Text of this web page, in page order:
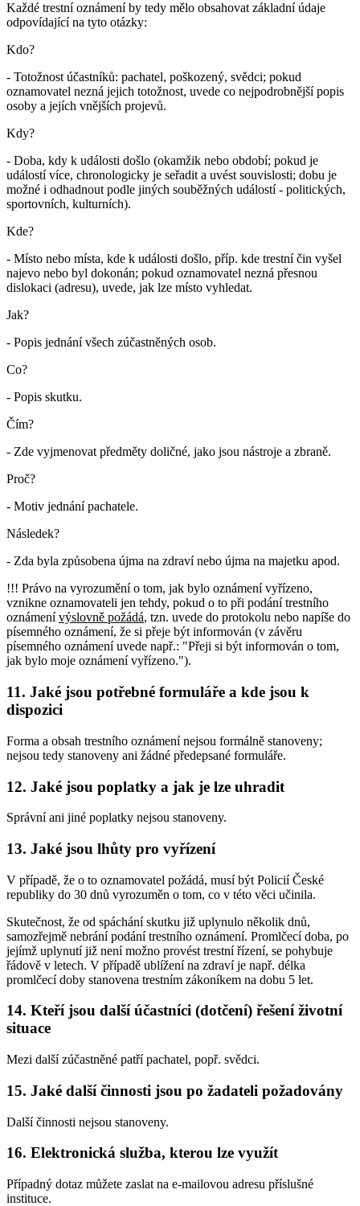
Každé trestní oznámení by tedy mělo obsahovat základní údaje
odpovídající na tyto otázky:
Kdo?
- Totožnost účastníků: pachatel, poškozený, svědci; pokud
oznamovatel nezná jejich totožnost, uvede co nejpodrobnější popis
osoby a jejích vnějších projevů.
Kdy?
- Doba, kdy k události došlo (okamžik nebo období; pokud je
událostí více, chronologicky je seřadit a uvést souvislosti; dobu je
možné i odhadnout podle jiných souběžných událostí - politických,
sportovních, kulturních).
Kde?
- Místo nebo místa, kde k události došlo, příp. kde trestní čin vyšel
najevo nebo byl dokonán; pokud oznamovatel nezná přesnou
dislokaci (adresu), uvede, jak lze místo vyhledat.
Jak?
- Popis jednání všech zúčastněných osob.
Co?
- Popis skutku.
Čím?
- Zde vyjmenovat předměty doličné, jako jsou nástroje a zbraně.
Proč?
- Motiv jednání pachatele.
Následek?
- Zda byla způsobena újma na zdraví nebo újma na majetku apod.
!!! Právo na vyrozumění o tom, jak bylo oznámení vyřízeno,
vznikne oznamovateli jen tehdy, pokud o to při podání trestního
oznámenívýslovně požádá, tzn. uvede do protokolu nebo napíše do
písemného oznámení, že si přeje být informován (v závěru
písemného oznámení uvede např.: "Přeji si být informován o tom,
jak bylo moje oznámení vyřízeno.").
11. Jaké jsou potřebné formuláře a kde jsou k
dispozici
Forma a obsah trestního oznámení nejsou formálně stanoveny;
nejsou tedy stanoveny ani žádné předepsané formuláře.
12. Jaké jsou poplatky a jak je lze uhradit
Správní ani jiné poplatky nejsou stanoveny.
13. Jaké jsou lhůty pro vyřízení
V případě, že o to oznamovatel požádá, musí být Policií České
republiky do 30 dnů vyrozuměn o tom, co v této věci učinila.
Skutečnost, že od spáchání skutku již uplynulo několik dnů,
samozřejmě nebrání podání trestního oznámení. Promlčecí doba, po
jejímž uplynutí již není možno provést trestní řízení, se pohybuje
řádově v letech. V případě ublížení na zdraví je např. délka
promlčecí doby stanovena trestním zákoníkem na dobu 5 let.
14. Kteří jsou další účastníci (dotčení) řešení životní
situace
Mezi další zúčastněné patří pachatel, popř. svědci.
15. Jaké další činnosti jsou po žadateli požadovány
Další činnosti nejsou stanoveny.
16. Elektronická služba, kterou lze využít
Případný dotaz můžete zaslat na e-mailovou adresu příslušné
instituce.